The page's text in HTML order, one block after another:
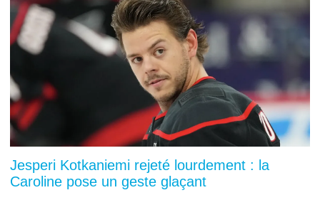
Jesperi Kotkaniemi rejeté lourdement : la
Caroline pose un geste glaçant